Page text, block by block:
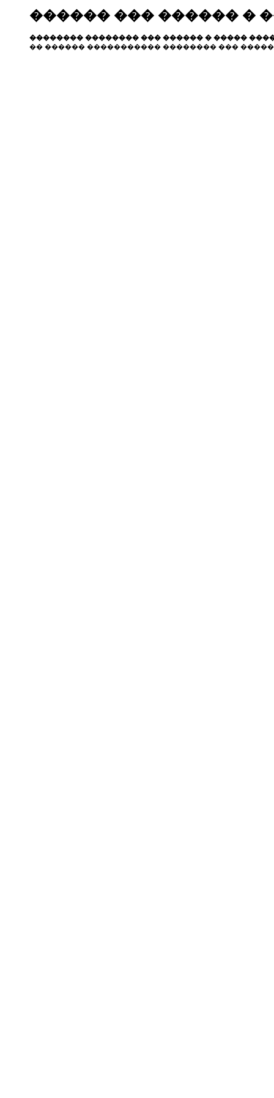
������ ��� ������ �
�������� �������� ��� ������ � �����
�� ������ ����������� �������� ���